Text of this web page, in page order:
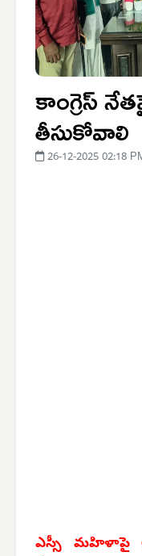
కాంగ్రెస్
తీసుకోవాలి
26-12-2025 02:18
ఎస్సీ మహిళాపై